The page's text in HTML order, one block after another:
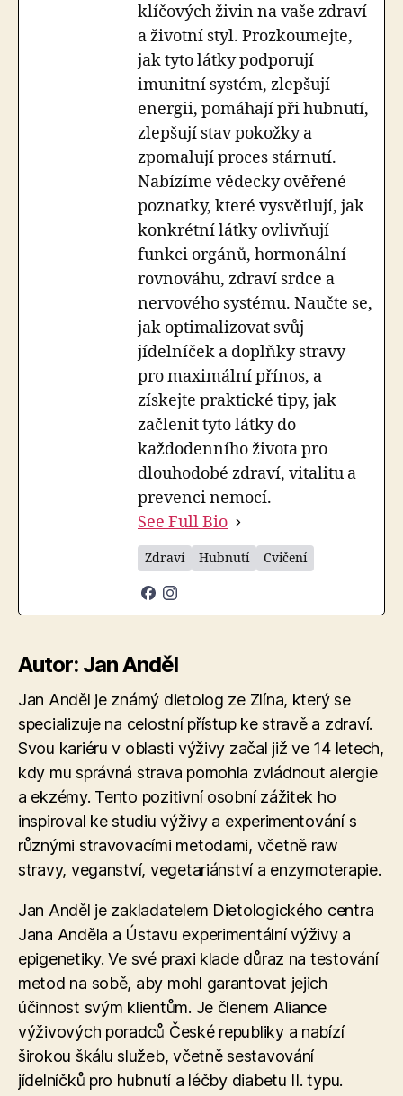
klíčových živin na vaše zdraví
a životní styl. Prozkoumejte,
jak tyto látky podporují
imunitní systém, zlepšují
energii, pomáhají při hubnutí,
zlepšují stav pokožky a
zpomalují proces stárnutí.
Nabízíme vědecky ověřené
poznatky, které vysvětlují, jak
konkrétní látky ovlivňují
funkci orgánů, hormonální
rovnováhu, zdraví srdce a
nervového systému. Naučte se,
jak optimalizovat svůj
jídelníček a doplňky stravy
pro maximální přínos, a
získejte praktické tipy, jak
začlenit tyto látky do
každodenního života pro
dlouhodobé zdraví, vitalitu a
prevenci nemocí.
See Full Bio
Zdraví Hubnutí Cvičení
Autor: Jan Anděl
Jan Anděl je známý dietolog ze Zlína, který se
specializuje na celostní přístup ke stravě a zdraví.
Svou kariéru v oblasti výživy začal již ve 14 letech,
kdy mu správná strava pomohla zvládnout alergie
a ekzémy. Tento pozitivní osobní zážitek ho
inspiroval ke studiu výživy a experimentování s
různými stravovacími metodami, včetně raw
stravy, veganství, vegetariánství a enzymoterapie​.
Jan Anděl je zakladatelem Dietologického centra
Jana Anděla a Ústavu experimentální výživy a
epigenetiky. Ve své praxi klade důraz na testování
metod na sobě, aby mohl garantovat jejich
účinnost svým klientům. Je členem Aliance
výživových poradců České republiky a nabízí
širokou škálu služeb, včetně sestavování
jídelníčků pro hubnutí a léčby diabetu II. typu.